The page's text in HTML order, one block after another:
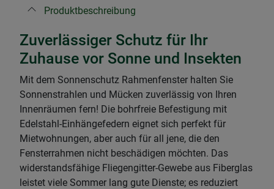
Produktbeschreibung
Zuverlässiger Schutz für Ihr
Zuhause vor Sonne und Insekten
Mit dem Sonnenschutz Rahmenfenster halten Sie
Sonnenstrahlen und Mücken zuverlässig von Ihren
Innenräumen fern! Die bohrfreie Befestigung mit
Edelstahl-Einhängefedern eignet sich perfekt für
Mietwohnungen, aber auch für all jene, die den
Fensterrahmen nicht beschädigen möchten. Das
widerstandsfähige Fliegengitter-Gewebe aus Fiberglas
leistet viele Sommer lang gute Dienste; es reduziert